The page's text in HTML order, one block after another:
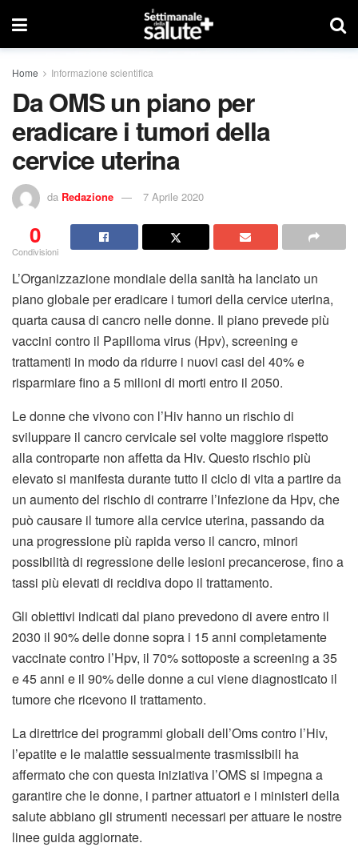
Home Informazione scientifica
Da OMS un piano per
eradicare i tumori della
cervice uterina
da Redazione 7 Aprile 2020
0
Condivisioni
L’Organizzazione mondiale della sanità ha lanciato un
piano globale per eradicare i tumori della cervice uterina,
quarta causa di cancro nelle donne. Il piano prevede più
vaccini contro il Papilloma virus (Hpv), screening e
trattamenti in modo da ridurre i nuovi casi del 40% e
risparmiare fino a 5 milioni di morti entro il 2050.
Le donne che vivono con l’Hiv hanno un rischio di
sviluppare il cancro cervicale sei volte maggiore rispetto
alla controparte non affetta da Hiv. Questo rischio più
elevato si manifesta durante tutto il ciclo di vita a partire da
un aumento del rischio di contrarre l’infezione da Hpv, che
può causare il tumore alla cervice uterina, passando da
una progressione più rapida verso il cancro, minori
possibilità di regressione delle lesioni precancerose, fino a
tassi più elevati di recidiva dopo il trattamento.
Gli obiettivi indicati dal piano prevedono di avere entro il
2030 il 90% delle donne sopra i 15 anni completamente
vaccinate contro l’Hpv, il 70% sottoposte a screening a 35
e 45 anni e il 90% delle donne a cui viene diagnosticato il
tumore che ricevono il trattamento.
La direttrice dei programmi globali dell’Oms contro l’Hiv,
l’epatite e le malattie sessualmente trasmissibili ha
affermato che con questa iniziativa l’OMS si impegna a
garantire che le donne, i partner attuatori e i ministeri della
salute abbiano gli strumenti necessari per attuare le nostre
linee guida aggiornate.